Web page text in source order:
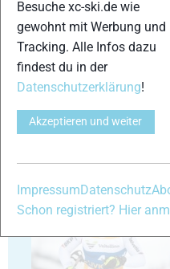
29
31
Besuche xc-ski.de wie
gewohnt mit Werbung und
Tracking. Alle Infos dazu
findest du in der
Datenschutzerklärung!
Akzeptieren und weiter
Impressum Datenschutz
Schon registriert? Hier